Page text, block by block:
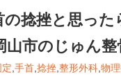
の捻挫と思っ
山市のじゅん整
定 手首 捻挫 整形外科 物